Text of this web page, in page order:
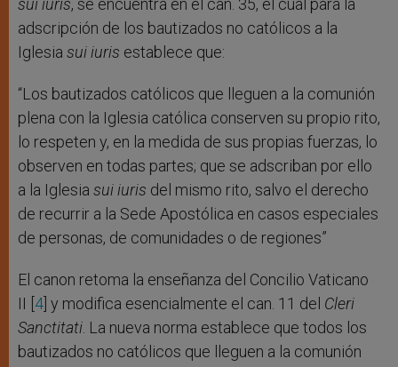
sui iuris, se encuentra en el can. 35, el cual para la
adscripción de los bautizados no católicos a la
Iglesia sui iuris establece que:
“Los bautizados católicos que lleguen a la comunión
plena con la Iglesia católica conserven su propio rito,
lo respeten y, en la medida de sus propias fuerzas, lo
observen en todas partes; que se adscriban por ello
a la Iglesia sui iuris del mismo rito, salvo el derecho
de recurrir a la Sede Apostólica en casos especiales
de personas, de comunidades o de regiones”
El canon retoma la enseñanza del Concilio Vaticano
II [ 4 ] y modifica esencialmente el can. 11 del Cleri
Sanctitati. La nueva norma establece que todos los
bautizados no católicos que lleguen a la comunión